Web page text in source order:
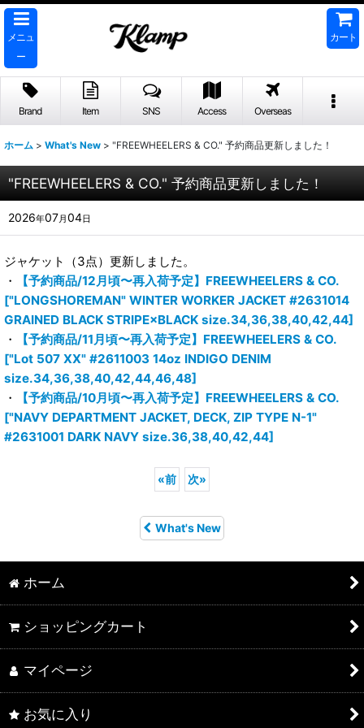
メニュ
ー
カート
Brand Item SNS Access Overseas
ホーム > What's New > "FREEWHEELERS & CO." 予約商品更新しました！
"FREEWHEELERS & CO." 予約商品更新しました！
2026年07月04日
ジャケット（3点）更新しました。
・
【予約商品/12月頃〜再入荷予定】FREEWHEELERS & CO.
["LONGSHOREMAN" WINTER WORKER JACKET #2631014
GRAINED BLACK STRIPE×BLACK size.34,36,38,40,42,44]
・
【予約商品/11月頃〜再入荷予定】FREEWHEELERS & CO.
["Lot 507 XX" #2611003 14oz INDIGO DENIM
size.34,36,38,40,42,44,46,48]
・
【予約商品/10月頃〜再入荷予定】FREEWHEELERS & CO.
["NAVY DEPARTMENT JACKET, DECK, ZIP TYPE N-1"
#2631001 DARK NAVY size.36,38,40,42,44]
«前 次»
What's New
ホーム
ショッピングカート
マイページ
お気に入り